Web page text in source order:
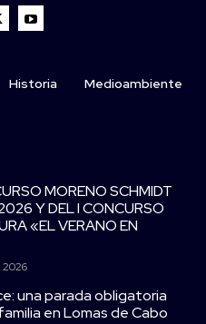
Historia Medioambiente
MORENO SCHMIDT
Y DEL I CONCURSO
«EL VERANO EN
2026
una parada obligatoria
en Lomas de Cabo